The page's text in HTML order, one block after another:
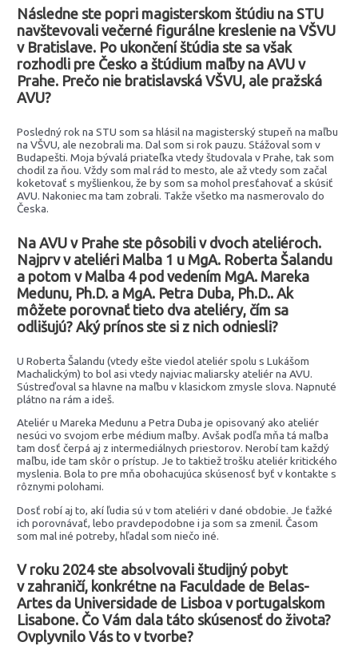
Následne ste popri magisterskom štúdiu na STU
navštevovali večerné figurálne kreslenie na VŠVU
v Bratislave. Po ukončení štúdia ste sa však
rozhodli pre Česko a štúdium maľby na AVU v
Prahe. Prečo nie bratislavská VŠVU, ale pražská
AVU?
Posledný rok na STU som sa hlásil na magisterský stupeň na maľbu
na VŠVU, ale nezobrali ma. Dal som si rok pauzu. Stážoval som v
Budapešti. Moja bývalá priateľka vtedy študovala v Prahe, tak som
chodil za ňou. Vždy som mal rád to mesto, ale až vtedy som začal
koketovať s myšlienkou, že by som sa mohol presťahovať a skúsiť
AVU. Nakoniec ma tam zobrali. Takže všetko ma nasmerovalo do
Česka.
Na AVU v Prahe ste pôsobili v dvoch ateliéroch.
Najprv v ateliéri Malba 1 u MgA. Roberta Šalandu
a potom v Malba 4 pod vedením MgA. Mareka
Medunu, Ph.D. a MgA. Petra Duba, Ph.D.. Ak
môžete porovnať tieto dva ateliéry, čím sa
odlišujú? Aký prínos ste si z nich odniesli?
U Roberta Šalandu (vtedy ešte viedol ateliér spolu s Lukášom
Machalickým) to bol asi vtedy najviac maliarsky ateliér na AVU.
Sústreďoval sa hlavne na maľbu v klasickom zmysle slova. Napnuté
plátno na rám a ideš.
Ateliér u Mareka Medunu a Petra Duba je opisovaný ako ateliér
nesúci vo svojom erbe médium maľby. Avšak podľa mňa tá maľba
tam dosť čerpá aj z intermediálnych priestorov. Nerobí tam každý
maľbu, ide tam skôr o prístup. Je to taktiež trošku ateliér kritického
myslenia. Bola to pre mňa obohacujúca skúsenosť byť v kontakte s
rôznymi polohami.
Dosť robí aj to, akí ľudia sú v tom ateliéri v dané obdobie. Je ťažké
ich porovnávať, lebo pravdepodobne i ja som sa zmenil. Časom
som mal iné potreby, hľadal som niečo iné.
V roku 2024 ste absolvovali študijný pobyt
v zahraničí, konkrétne na Faculdade de Belas-
Artes da Universidade de Lisboa v portugalskom
Lisabone. Čo Vám dala táto skúsenosť do života?
Ovplyvnilo Vás to v tvorbe?